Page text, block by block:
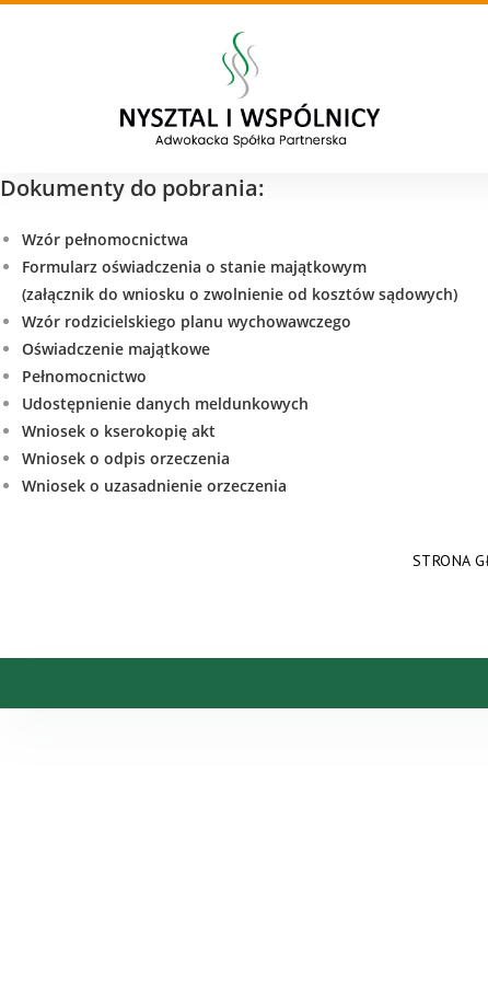
Dokumenty do pobrania:
Wzór pełnomocnictwa
Formularz oświadczenia o stanie majątkowym
(załącznik do wniosku o zwolnienie od kosztów sądowych)
Wzór rodzicielskiego planu wychowawczego
Oświadczenie majątkowe
Pełnomocnictwo
Udostępnienie danych meldunkowych
Wniosek o kserokopię akt
Wniosek o odpis orzeczenia
Wniosek o uzasadnienie orzeczenia
STRONA